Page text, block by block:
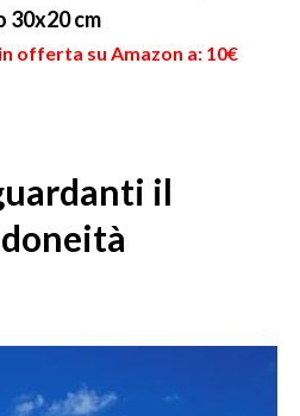
cm
in offerta su Amazon a: 10€
il